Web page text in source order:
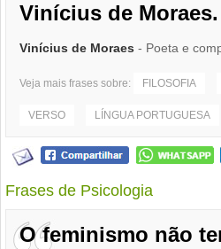
Vinícius de Moraes.
Vinícius de Moraes - Poeta e
Veja mais frases sobre: FILOSOFIA
VERSO LÍNGUA PORTUGUESA
Frases de Psicologia
O feminismo não